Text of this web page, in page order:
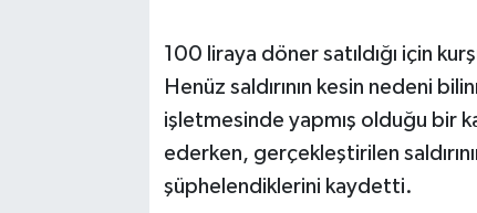
100 liraya döner satıldığı için
Henüz saldırının kesin nedeni
işletmesinde yapmış olduğu bir
ederken, gerçekleştirilen
şüphelendiklerini kaydetti.